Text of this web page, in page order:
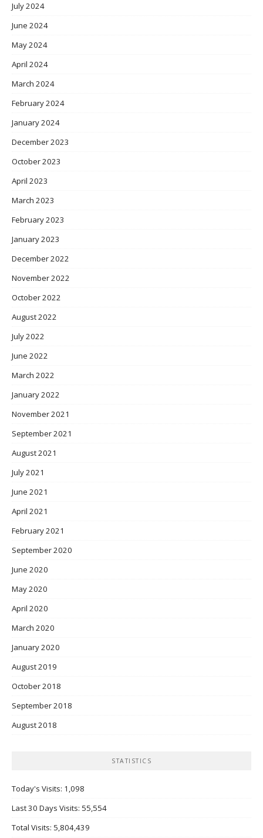
July 2024
June 2024
May 2024
April 2024
March 2024
February 2024
January 2024
December 2023
October 2023
April 2023
March 2023
February 2023
January 2023
December 2022
November 2022
October 2022
August 2022
July 2022
June 2022
March 2022
January 2022
November 2021
September 2021
August 2021
July 2021
June 2021
April 2021
February 2021
September 2020
June 2020
May 2020
April 2020
March 2020
January 2020
August 2019
October 2018
September 2018
August 2018
STATISTICS
Today's Visits: 1,098
Last 30 Days Visits: 55,554
Total Visits: 5,804,439